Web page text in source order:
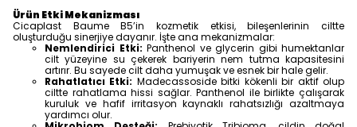
Ürün Etki Mekanizması
Cicaplast Baume B5’in kozmetik etkisi, bileşenlerinin ciltte
oluşturduğu sinerjiye dayanır. İşte ana mekanizmalar:
Nemlendirici Etki: Panthenol ve glycerin gibi humektanlar
cilt yüzeyine su çekerek bariyerin nem tutma kapasitesini
artırır. Bu sayede cilt daha yumuşak ve esnek bir hale gelir.
Rahatlatıcı Etki: Madecassoside bitki kökenli bir aktif olup
ciltte rahatlama hissi sağlar. Panthenol ile birlikte çalışarak
kuruluk ve hafif irritasyon kaynaklı rahatsızlığı azaltmaya
yardımcı olur.